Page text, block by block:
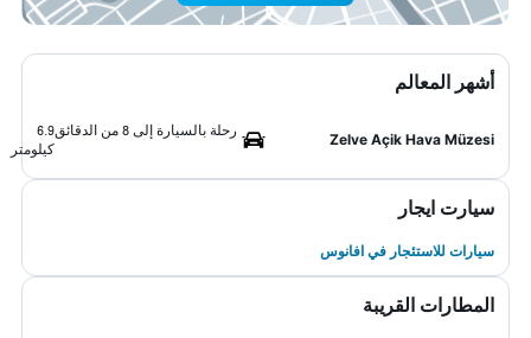
أشهر المعالم
Zelve Açik Hava Müzesi
رحلة بالسيارة إلى 8 من الدقائق
6.9
كيلومتر
سيارت ايجار
سيارات للاستئجار في افانوس
المطارات القريبة